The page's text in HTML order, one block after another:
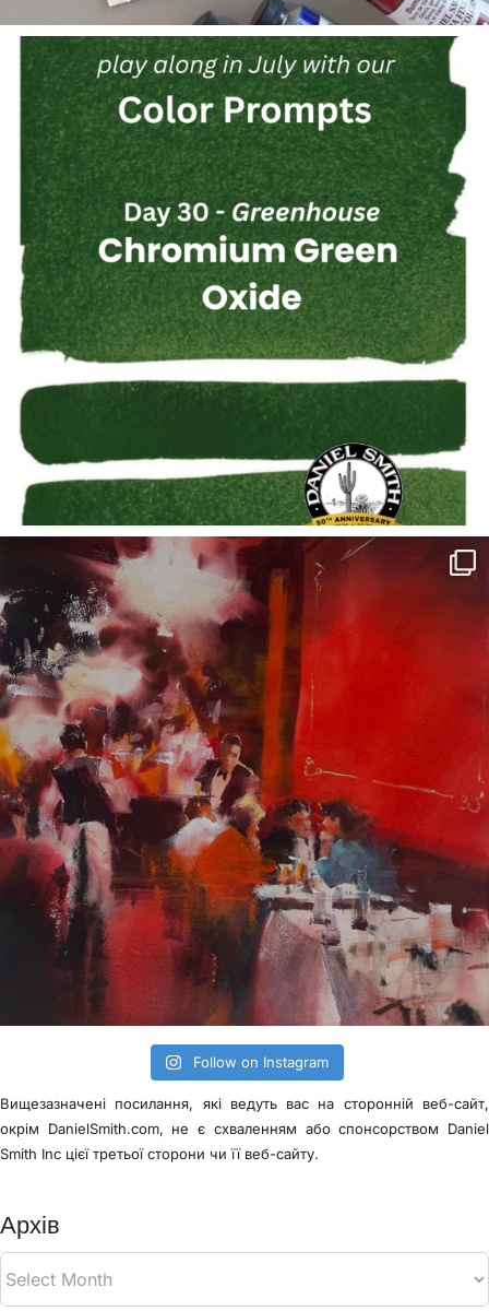
Follow on Instagram
Вищезазначені посилання, які ведуть вас на сторонній веб-сайт,
окрім DanielSmith.com, не є схваленням або спонсорством Daniel
Smith Inc цієї третьої сторони чи її веб-сайту.
Архів